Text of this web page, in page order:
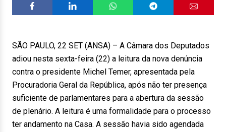
SÃO PAULO, 22 SET (ANSA) – A Câmara dos Deputados
adiou nesta sexta-feira (22) a leitura da nova denúncia
contra o presidente Michel Temer, apresentada pela
Procuradoria Geral da República, após não ter presença
suficiente de parlamentares para a abertura da sessão
de plenário. A leitura é uma formalidade para o processo
ter andamento na Casa. A sessão havia sido agendada